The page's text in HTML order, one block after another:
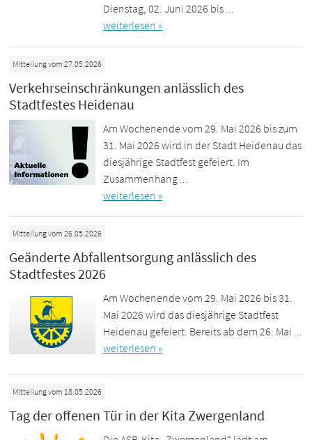
Dienstag, 02. Juni 2026 bis ...
weiterlesen »
Mitteilung vom 27.05.2026
Verkehrseinschränkungen anlässlich des
Stadtfestes Heidenau
Am Wochenende vom 29. Mai 2026 bis zum
31. Mai 2026 wird in der Stadt Heidenau das
diesjährige Stadtfest gefeiert. Im
Zusammenhang ...
weiterlesen »
Mitteilung vom 26.05.2026
Geänderte Abfallentsorgung anlässlich des
Stadtfestes 2026
Am Wochenende vom 29. Mai 2026 bis 31.
Mai 2026 wird das diesjährige Stadtfest
Heidenau gefeiert. Bereits ab dem 26. Mai ...
weiterlesen »
Mitteilung vom 18.05.2026
Tag der offenen Tür in der Kita Zwergenland